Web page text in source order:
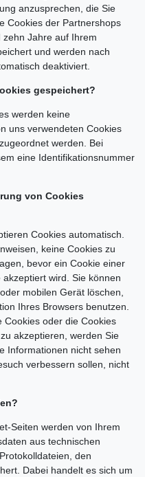
anzusprechen, die Sie
Cookies der Partnershops
Jahre auf Ihrem
und werden nach
deaktiviert.
gespeichert?
werden keine
uns verwendeten Cookies
werden. Bei
eine Identifikationsnummer
von Cookies
Cookies automatisch.
keine Cookies zu
bevor ein Cookie einer
wird. Sie können
mobilen Gerät löschen,
Ihres Browsers benutzen.
Cookies oder die Cookies
akzeptieren, werden Sie
Informationen nicht sehen
verbessern sollen, nicht
Seiten werden von Ihrem
aus technischen
den
Dabei handelt es sich um